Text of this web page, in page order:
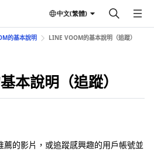
中文(繁體)
的基本說明 LINE VOOM的基本說明（追蹤）
本說明（追蹤）
的影片，或追蹤感興趣的用戶帳號並